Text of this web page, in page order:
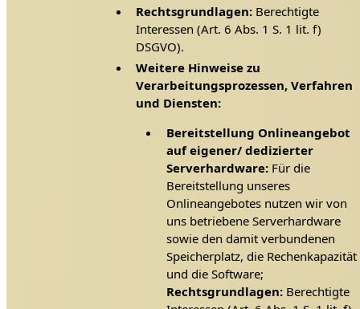
Rechtsgrundlagen: Berechtigte
Interessen (Art. 6 Abs. 1 S. 1 lit. f)
DSGVO).
Weitere Hinweise zu
Verarbeitungsprozessen, Verfahren
und Diensten:
Bereitstellung Onlineangebot
auf eigener/ dedizierter
Serverhardware:Für die
Bereitstellung unseres
Onlineangebotes nutzen wir von
uns betriebene Serverhardware
sowie den damit verbundenen
Speicherplatz, die Rechenkapazität
und die Software;
Rechtsgrundlagen:Berechtigte